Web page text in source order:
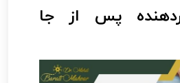
پس از جا